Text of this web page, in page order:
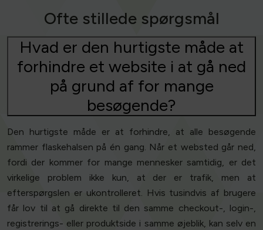
Ofte stillede spørgsmål
Hvad er den hurtigste måde at
forhindre et website i at gå ned
på grund af for mange
besøgende?
Den hurtigste måde er at forhindre, at alle besøgende
rammer flaskehalsen på én gang. Når et websted går ned,
fordi der kommer for mange mennesker samtidig, er det
virkelige problem ikke kun, at der er trafik, men at
efterspørgslen er ukontrolleret. Hvis tusindvis af brugere
får lov til at gå direkte til den samme checkout-, login-,
registrerings- eller produktside i samme øjeblik, kan selv en